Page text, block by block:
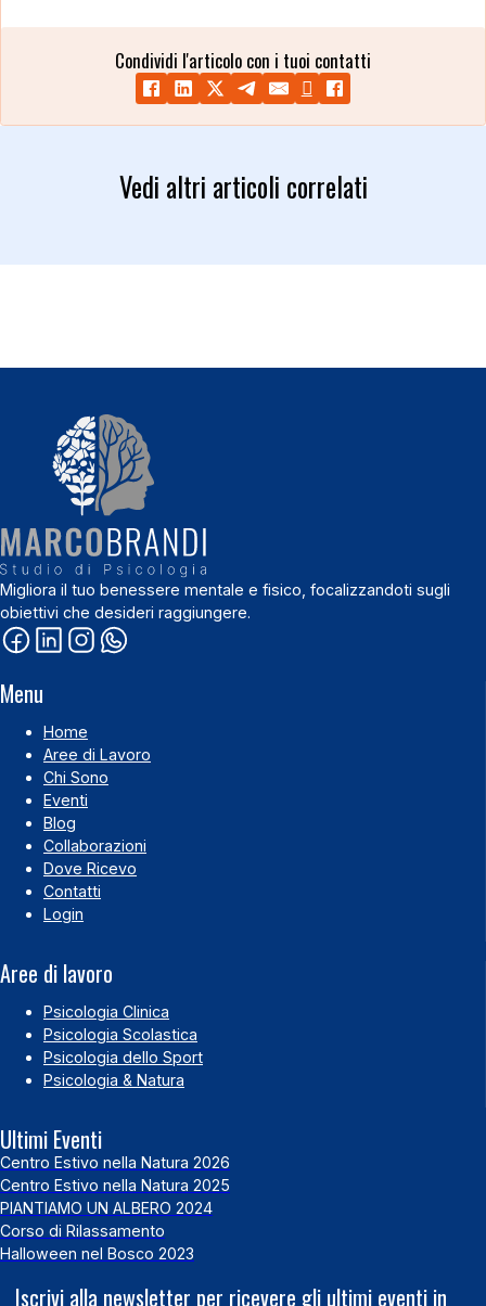
Condividi l'articolo con i tuoi contatti
Vedi altri articoli correlati
Migliora il tuo benessere mentale e fisico, focalizzandoti sugli
obiettivi che desideri raggiungere.
Menu
Home
Aree di Lavoro
Chi Sono
Eventi
Blog
Collaborazioni
Dove Ricevo
Contatti
Login
Aree di lavoro
Psicologia Clinica
Psicologia Scolastica
Psicologia dello Sport
Psicologia & Natura
Ultimi Eventi
Centro Estivo nella Natura 2026
Centro Estivo nella Natura 2025
PIANTIAMO UN ALBERO 2024
Corso di Rilassamento
Halloween nel Bosco 2023
Iscrivi alla newsletter per ricevere gli ultimi eventi in